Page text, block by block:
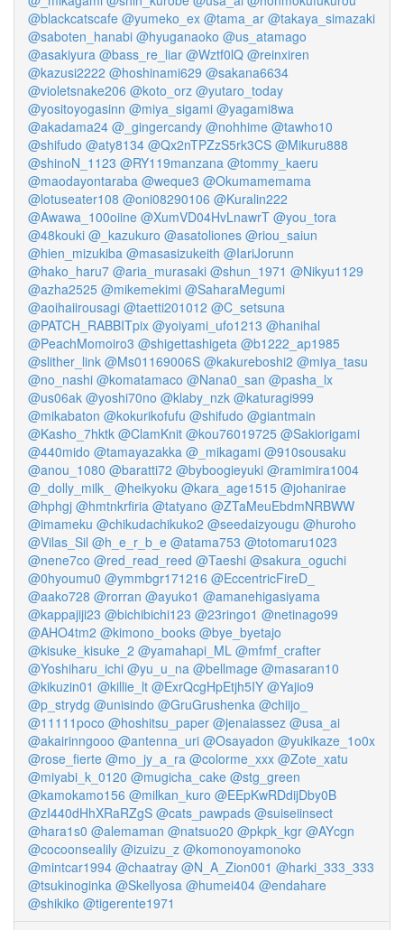
@blackcatscafe @yumeko_ex @tama_ar @takaya_simazaki
@saboten_hanabi @hyuganaoko @us_atamago
@asakiyura @bass_re_liar @Wztf0lQ @reinxiren
@kazusi2222 @hoshinami629 @sakana6634
@violetsnake206 @koto_orz @yutaro_today
@yositoyogasinn @miya_sigami @yagami8wa
@akadama24 @_gingercandy @nohhime @tawho10
@shifudo @aty8134 @Qx2nTPZzS5rk3CS @Mikuru888
@shinoN_1123 @RY119manzana @tommy_kaeru
@maodayontaraba @weque3 @Okumamemama
@lotuseater108 @oni08290106 @Kuralin222
@Awawa_100oiine @XumVD04HvLnawrT @you_tora
@48kouki @_kazukuro @asatoliones @riou_saiun
@hien_mizukiba @masasizukeith @IariJorunn
@hako_haru7 @aria_murasaki @shun_1971 @Nikyu1129
@azha2525 @mikemekimi @SaharaMegumi
@aoihaiirousagi @taetti201012 @C_setsuna
@PATCH_RABBITpix @yoiyami_ufo1213 @hanihal
@PeachMomoiro3 @shigettashigeta @b1222_ap1985
@slither_link @Ms01169006S @kakureboshi2 @miya_tasu
@no_nashi @komatamaco @Nana0_san @pasha_lx
@us06ak @yoshi70no @klaby_nzk @katuragi999
@mikabaton @kokurikofufu @shifudo @giantmain
@Kasho_7hktk @ClamKnit @kou76019725 @Sakiorigami
@440mido @tamayazakka @_mikagami @910sousaku
@anou_1080 @baratti72 @byboogieyuki @ramimira1004
@_dolly_milk_ @heikyoku @kara_age1515 @johanirae
@hphgj @hmtnkrfiria @tatyano @ZTaMeuEbdmNRBWW
@imameku @chikudachikuko2 @seedaizyougu @huroho
@Vilas_Sil @h_e_r_b_e @atama753 @totomaru1023
@nene7co @red_read_reed @Taeshi @sakura_oguchi
@0hyoumu0 @ymmbgr171216 @EccentricFireD_
@aako728 @rorran @ayuko1 @amanehigasiyama
@kappajiji23 @bichibichi123 @23ringo1 @netinago99
@AHO4tm2 @kimono_books @bye_byetajo
@kisuke_kisuke_2 @yamahapi_ML @mfmf_crafter
@Yoshiharu_ichi @yu_u_na @bellmage @masaran10
@kikuzin01 @killie_lt @ExrQcgHpEtjh5IY @Yajio9
@p_strydg @unisindo @GruGrushenka @chiijo_
@11111poco @hoshitsu_paper @jenaiassez @usa_ai
@akairinngooo @antenna_uri @Osayadon @yukikaze_1o0x
@rose_fierte @mo_jy_a_ra @colorme_xxx @Zote_xatu
@miyabi_k_0120 @mugicha_cake @stg_green
@kamokamo156 @milkan_kuro @EEpKwRDdijDby0B
@zI440dHhXRaRZgS @cats_pawpads @suiseiinsect
@hara1s0 @alemaman @natsuo20 @pkpk_kgr @AYcgn
@cocoonsealily @izuizu_z @komonoyamonoko
@mintcar1994 @chaatray @N_A_Zion001 @harki_333_333
@tsukinoginka @Skellyosa @humei404 @endahare
@shikiko @tigerente1971